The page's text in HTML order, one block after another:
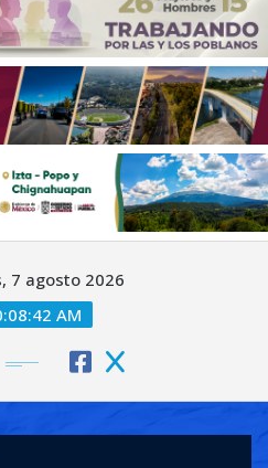
7 agosto 2026
AM